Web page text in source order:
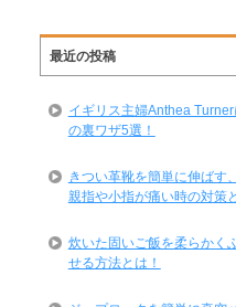
最近の投稿
イギリス主婦Anthea
の裏ワザ5選！
きつい革靴を簡単に伸ばす
親指や小指が痛い時の対策
炊いた固いご飯を柔らかく
せる方法とは！